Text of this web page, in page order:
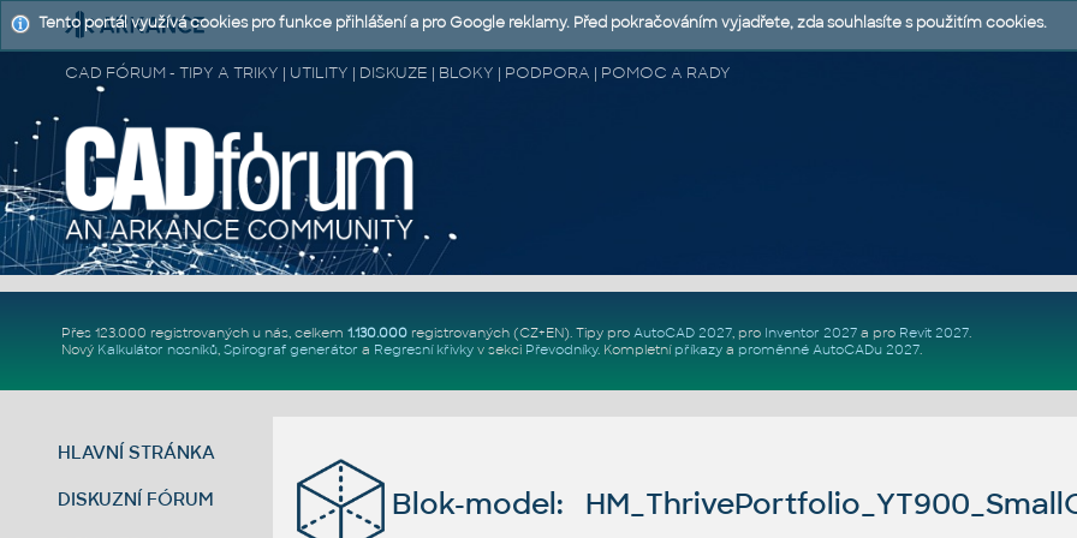
CAD FÓRUM - TIPY A TRIKY | UTILITY | DISKUZE | BLOKY | PODPORA | POMOC A RADY
Přes 123.000 registrovaných u nás, celkem 1.130.000registrovaných (CZ+EN). Tipy pro AutoCAD 2027, pro Inventor 2027a pro Revit 2027.
Nový Kalkulátor nosníků, Spirograf generátor a Regresní křivkyv sekci Převodníky. Kompletní příkazya proměnné AutoCADu 2027.
HLAVNÍ STRÁNKA
DISKUZNÍ FÓRUM Blok-model:
Tento portál využívá cookies pro funkce přihlášení a pro Google reklamy. Před pokračováním vyjadřete, zda souhlasíte s použitím cookies.